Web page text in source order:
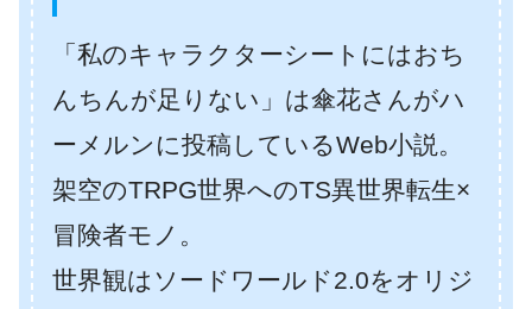
「私のキャラクターシートにはおち
んちんが足りない」は傘花さんがハ
ーメルンに投稿しているWeb小説。
架空のTRPG世界へのTS異世界転生×
冒険者モノ。
世界観はソードワールド2.0をオリジ